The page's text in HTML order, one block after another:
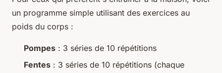
un programme simple utilisant des exercices au
poids du corps :
Pompes : 3 séries de 10 répétitions
Fentes : 3 séries de 10 répétitions (chaque